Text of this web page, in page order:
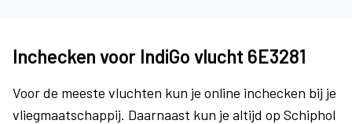
Inchecken voor IndiGo vlucht 6E3281
Voor de meeste vluchten kun je online inchecken bij je
vliegmaatschappij. Daarnaast kun je altijd op Schiphol